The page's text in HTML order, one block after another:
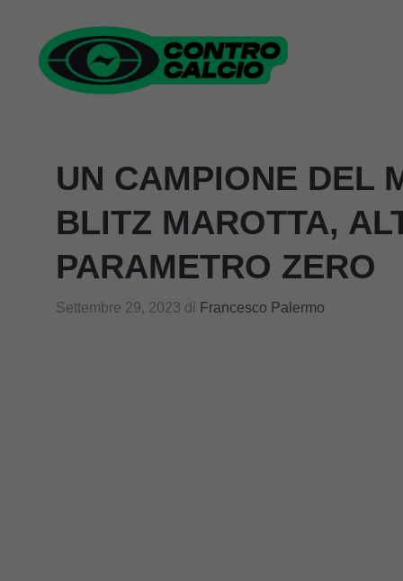
contenuto
UN CAMPIONE DEL
BLITZ MAROTTA,
PARAMETRO ZERO
Settembre 29, 2023 di Francesco Palermo